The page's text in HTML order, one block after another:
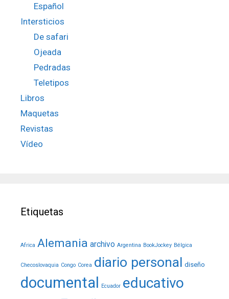
Español
Intersticios
De safari
Ojeada
Pedradas
Teletipos
Libros
Maquetas
Revistas
Vídeo
Etiquetas
Africa Alemania archivo Argentina BookJockey Bélgica
Checoslovaquia Congo Corea diario personal diseño
documental Ecuador educativo